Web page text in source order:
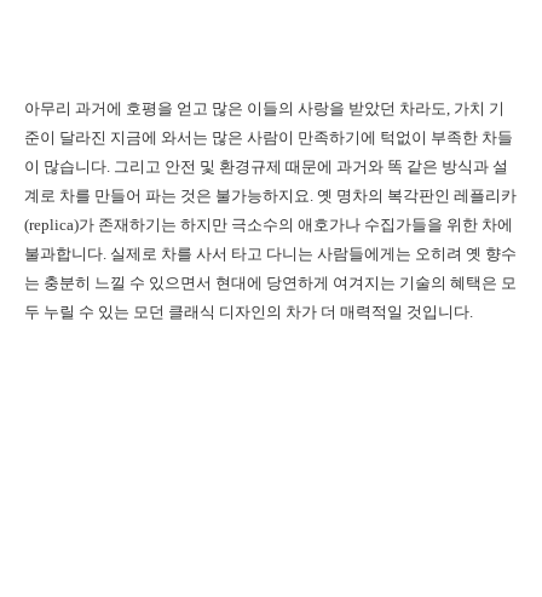
아무리 과거에 호평을 얻고 많은 이들의 사랑을 받았던 차라도, 가치 기
준이 달라진 지금에 와서는 많은 사람이 만족하기에 턱없이 부족한 차들
이 많습니다. 그리고 안전 및 환경규제 때문에 과거와 똑 같은 방식과 설
계로 차를 만들어 파는 것은 불가능하지요. 옛 명차의 복각판인 레플리카
(replica)가 존재하기는 하지만 극소수의 애호가나 수집가들을 위한 차에
불과합니다. 실제로 차를 사서 타고 다니는 사람들에게는 오히려 옛 향수
는 충분히 느낄 수 있으면서 현대에 당연하게 여겨지는 기술의 혜택은 모
두 누릴 수 있는 모던 클래식 디자인의 차가 더 매력적일 것입니다.